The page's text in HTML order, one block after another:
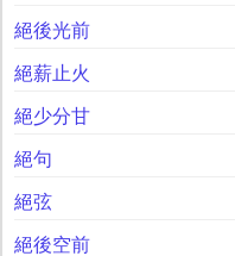
絕後光前
絕薪止火
絕少分甘
絕句
絕弦
絕後空前